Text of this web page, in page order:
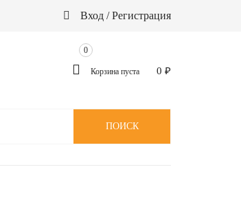
Вход / Регистрация
Корзина пуста
0
0 ₽
ПОИСК